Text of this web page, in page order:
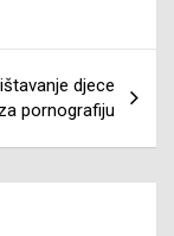
djece
za pornografiju